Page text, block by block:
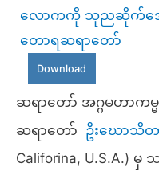
လောကကို သုညဆိုက်အေ
တောရဆရာတော်
Download
ဆရာတော် အဂ္ဂမဟာကမ္မဋ္
ဆရာတော် ဦးဃောသိ
Califorina, U.S.A.) မှ